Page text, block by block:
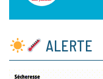
ALERTE